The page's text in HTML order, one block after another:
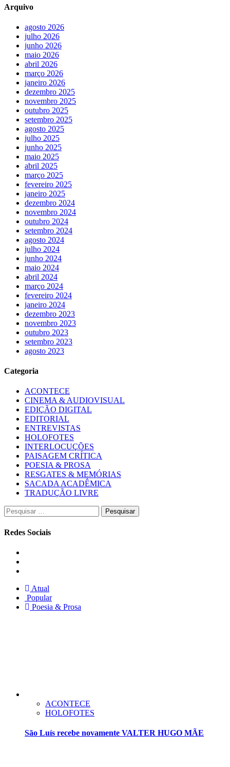
Arquivo
agosto 2026
julho 2026
junho 2026
maio 2026
abril 2026
março 2026
janeiro 2026
dezembro 2025
novembro 2025
outubro 2025
setembro 2025
agosto 2025
julho 2025
junho 2025
maio 2025
abril 2025
março 2025
fevereiro 2025
janeiro 2025
dezembro 2024
novembro 2024
outubro 2024
setembro 2024
agosto 2024
julho 2024
junho 2024
maio 2024
abril 2024
março 2024
fevereiro 2024
janeiro 2024
dezembro 2023
novembro 2023
outubro 2023
setembro 2023
agosto 2023
Categoria
ACONTECE
CINEMA & AUDIOVISUAL
EDIÇÃO DIGITAL
EDITORIAL
ENTREVISTAS
HOLOFOTES
INTERLOCUÇÕES
PAISAGEM CRÍTICA
POESIA & PROSA
RESGATES & MEMÓRIAS
SACADA ACADÊMICA
TRADUÇÃO LIVRE
Pesquisar
por:
Redes Sociais
Atual
Popular
Poesia & Prosa
ACONTECE
HOLOFOTES
São Luís recebe novamente VALTER HUGO MÃE